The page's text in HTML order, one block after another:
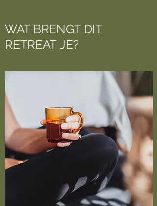
WAT BRENGT DIT
RETREAT JE?